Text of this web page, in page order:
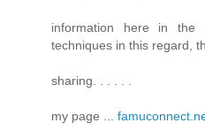
information here in the
techniques in this regard,
sharing. . . . . .
my page ...